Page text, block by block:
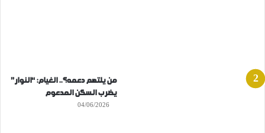
من يلتهم دعمه؟.. الغيام: “النوار”
يضرب السكن المدعوم
04/06/2026